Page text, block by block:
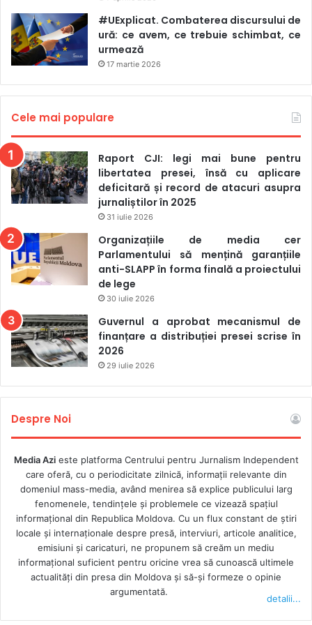
Separat, mai multe organizații media și pentru drepturile
omului din Ucraina — printre care Mișcarea Media,
ZMINA Human Rights Center, Centrul pentru Democrație și
Statul de Drept etc. — au
lansat o declarație comună.
Semnatarii avertizează că, în contextul războiului, când
jurnaliștii ucraineni lucrează sub bombardamente și
presiuni pentru a documenta crimele de război și corupția,
o serie de prevederi ale proiectului ar putea crea un „efect
de descurajare” asupra presei și societății civile.
Organizațiile enumeră opt riscuri concrete: restrângerea
jurnalismului de investigație printr-un drept la replică
excesiv de larg, chiar și atunci când informația publicată
este corectă; riscul unor procese legate de formulări vagi
privind prezumția de nevinovăție; slăbirea protecției
avertizorilor de integritate care denunță cu bună-credință
suspiciuni de corupție; posibilitatea ca persoane publice
să ceară eliminarea unor materiale de arhivă invocând
„dreptul de a fi uitat”; drepturi excesive de confidențialitate
utilizarea datelor deschise, a instrumentelor OSINT și
verificarea firmelor asociate cu corupția, sancțiunile sau
riscurile legate de Rusia; restrângerea publicării
corespondenței unor persoane juridice, chiar dacă aceasta
ar dezvălui abuzuri; punerea în pericol a utilizării
înregistrărilor ascunse în jurnalismul de investigație;
posibilitatea unor interdicții preventive în instanță asupra
unor materiale, chiar înainte de publicarea lor.
Organizațiile cer Parlamentului Ucrainei și președintelui
acestuia, Ruslan Stefanchuk, o revizuire amplă, deschisă și
#UExplicat. Combaterea discursului de
ură: ce avem, ce trebuie schimbat, ce
urmează
17 martie 2026
Cele mai populare
Raport CJI: legi mai bune pentru
libertatea presei, însă cu aplicare
deficitară și record de atacuri asupra
jurnaliștilor în 2025
31 iulie 2026
Organizațiile de media cer
Parlamentului să mențină garanțiile
anti-SLAPP în forma finală a proiectului
de lege
30 iulie 2026
Guvernul a aprobat mecanismul de
finanțare a distribuției presei scrise în
2026
29 iulie 2026
Despre Noi
Media Azieste platforma Centrului pentru Jurnalism Independent
care oferă, cu o periodicitate zilnică, informații relevante din
domeniul mass-media, având menirea să explice publicului larg
fenomenele, tendințele și problemele ce vizează spațiul
informațional din Republica Moldova. Cu un flux constant de ştiri
locale şi internaţionale despre presă, interviuri, articole analitice,
emisiuni și caricaturi, ne propunem să creăm un mediu
informaţional suficient pentru oricine vrea să cunoască ultimele
actualităţi din presa din Moldova şi să-şi formeze o opinie
argumentată.
detalii...